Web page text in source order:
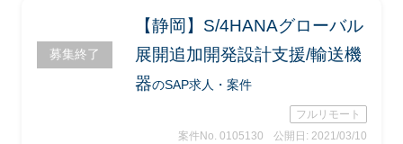
募集終了
【静岡】S/4HANAグローバル
展開追加開発設計支援/輸送機
器のSAP求人・案件
フルリモート
案件No. 0105130
公開日: 2021/03/10